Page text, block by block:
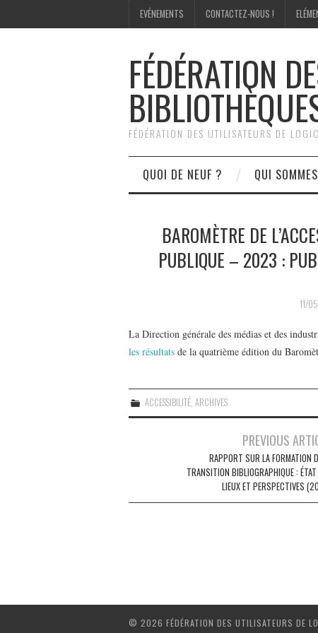
EVÉNEMENTS CONTACTEZ-NOUS !
FÉDÉRATION
FÉDÉRATION DES UTILISATEURS DE
QUOI DE NEUF ? QUI
BAROMÈTRE DE
PUBLIQUE – 2023 :
11/
La Direction générale des médias et des
les résultats de la quatrième édition du
ACCESSIBILITÉ ,ARCHIVES
PREVIOUS
RAPPORT SUR LA FORMATION
TRANSITION BIBLIOGRAPHIQUE : ÉTAT
LIEUX ET PERSPECTIVES
© 2026 FÉDÉRATION DES UTILISATEURS DE